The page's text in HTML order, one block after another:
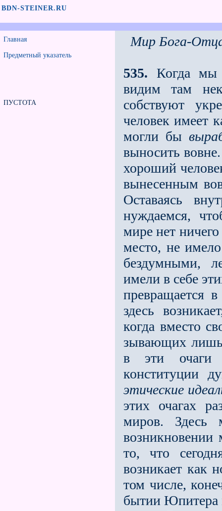
BDN-STEINER.RU
Главная
Предметный указатель
ПУСТОТА
Мир Бога-
535. Когда мы
видим там
собствуют
человек имеет
могли бы
выносить
хороший
вынесенным
Оставаясь
нуждаемся,
мире нет
место, не
бездумными,
имели в себе
превращается
здесь
когда вместо
зывающих лишь
в эти очаги
конституции
этические
этих очагах
миров. Здесь
то, что
возникает как
том числе,
бытии Юпитера